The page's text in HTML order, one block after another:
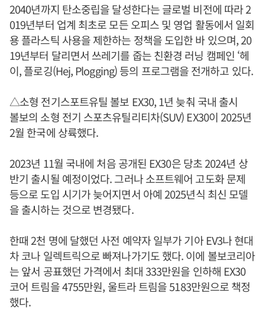
2040년까지 탄소중립을 달성한다는 글로벌 비전에 따라 2
019년부터 업계 최초로 모든 오피스 및 영업 활동에서 일회
용 플라스틱 사용을 제한하는 정책을 도입한 바 있으며, 20
19년부터 달리면서 쓰레기를 줍는 친환경 러닝 캠페인 ‘헤
이, 플로깅(Hej, Plogging) 등의 프로그램을 전개하고 있다.
△소형 전기스포트유틸 볼보 EX30, 1년 늦춰 국내 출시
볼보의 소형 전기 스포츠유틸리티차(SUV) EX30이 2025년
2월 한국에 상륙했다.
2023년 11월 국내에 처음 공개된 EX30은 당초 2024년 상
반기 출시될 예정이었다. 그러나 소프트웨어 고도화 문제
등으로 도입 시기가 늦어지면서 아예 2025년식 최신 모델
을 출시하는 것으로 변경됐다.
한때 2천 명에 달했던 사전 예약자 일부가 기아 EV3나 현대
차 코나 일렉트릭으로 빠져나가기도 했다. 이에 볼보코리아
는 앞서 공표했던 가격에서 최대 333만원을 인하해 EX30
코어 트림을 4755만원, 울트라 트림을 5183만원으로 책정
했다.